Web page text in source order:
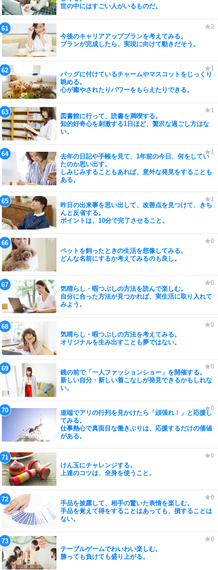
世の中にはすごい人がいるものだ。
今後のキャリアアッププランを考えてみる。
プランが完成したら、実現に向けて動きだそう。
バッグに付けているチャームやマスコットをじっくり
眺める。
心が癒やされたりパワーをもらえたりできる。
図書館に行って、読書を満喫する。
知的好奇心を刺激する1日ほど、贅沢な過ごし方はな
い。
去年の日記や手帳を見て、1年前の今日、何をしてい
たのか思い出す。
しみじみすることもあれば、意外な発見をすることも
ある。
昨日の出来事を思い出して、改善点を見つけて、きち
んと反省する。
ポイントは、10分で完了させること。
ペットを飼ったときの生活を想像してみる。
どんな名前にするか考えてみるのも良し。
気晴らし・暇つぶしの方法を読んで楽しむ。
自分に合った方法が見つかれば、実生活に取り入れて
みよう。
気晴らし・暇つぶしの方法を考えてみる。
オリジナルを生み出すことも夢ではない。
鏡の前で「一人ファッションショー」を開催する。
新しい自分・新しい着こなしが発見できるかもしれな
い。
道端でアリの行列を見かけたら「頑張れ！」と応援し
てみる。
仕事熱心で真面目な働きぶりは、応援するだけの価値
がある。
けん玉にチャレンジする。
上達のコツは、全身を使うこと。
手品を披露して、相手の驚いた表情を楽しむ。
手品を覚えて得をすることはあっても、損することは
ない。
テーブルゲームでわいわい楽しむ。
勝っても負けても盛り上がる。